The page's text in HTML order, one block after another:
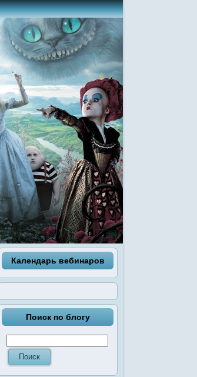
Календарь вебинаров
Поиск по блогу